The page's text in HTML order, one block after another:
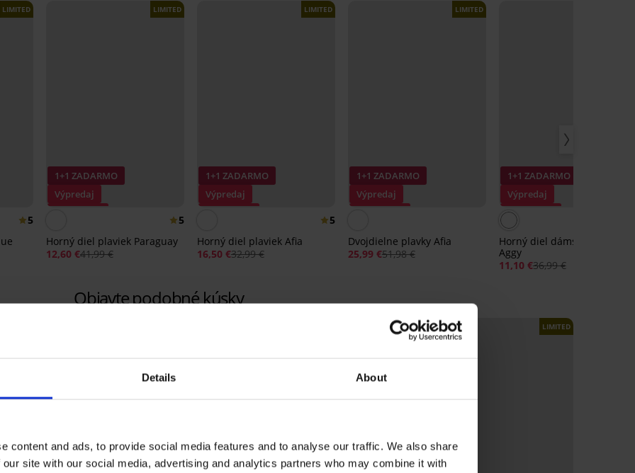
Details About
content and ads, to provide social media features and to analyse our traffic. We also share
site with our social media, advertising and analytics partners who may combine it with
LIMITED
5
1+1 ZADARMO
Výpredaj
LIMITED
5
Horný diel plaviek Paraguay
12,60 €41,99 €
1+1 ZADARMO
Výpredaj
LIMITED
5
Horný diel plaviek Afia
16,50 €32,99 €
1+1 ZADARMO
Výpredaj
LIMITED
Dvojdielne plavky Afia
25,99 €51,98 €
1+1 ZADARMO
Výpredaj
Zľava -70%
Horný diel dámskych plaviek
Aggy
11,10 €36,99 €
Objavte podobné kúsky
LIMITED LIMITED